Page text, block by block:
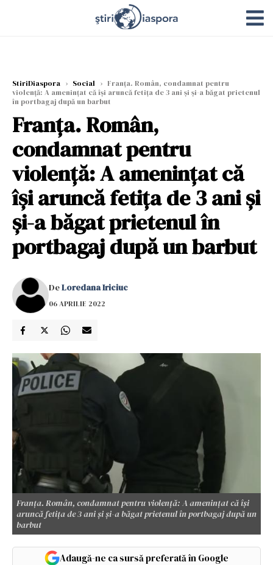
StiriDiaspora › Social › Franța. Român, condamnat pentru
violență: A amenințat că își aruncă fetița de 3 ani și și-a băgat prietenul
în portbagaj după un barbut
Franța. Român,
condamnat pentru
violență: A amenințat că
își aruncă fetița de 3 ani și
și-a băgat prietenul în
portbagaj după un barbut
DeLoredana Iriciuc
06 APRILIE 2022
Franța. Român, condamnat pentru violență: A amenințat că își
aruncă fetița de 3 ani și și-a băgat prietenul în portbagaj după un
barbut
Adaugă-ne ca sursă preferată în Google